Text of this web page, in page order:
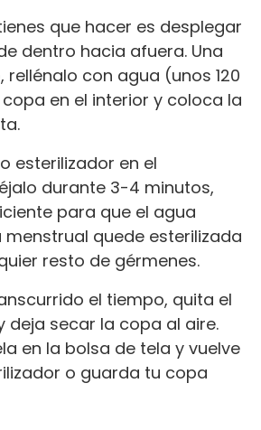
que hacer es desplegar
dentro hacia afuera. Una
rellénalo con agua (unos 120
en el interior y coloca la
esterilizador en el
durante 3-4 minutos,
para que el agua
quede esterilizada
resto de gérmenes.
el tiempo, quita el
deja secar la copa al aire.
en la bolsa de tela y vuelve
o guarda tu copa